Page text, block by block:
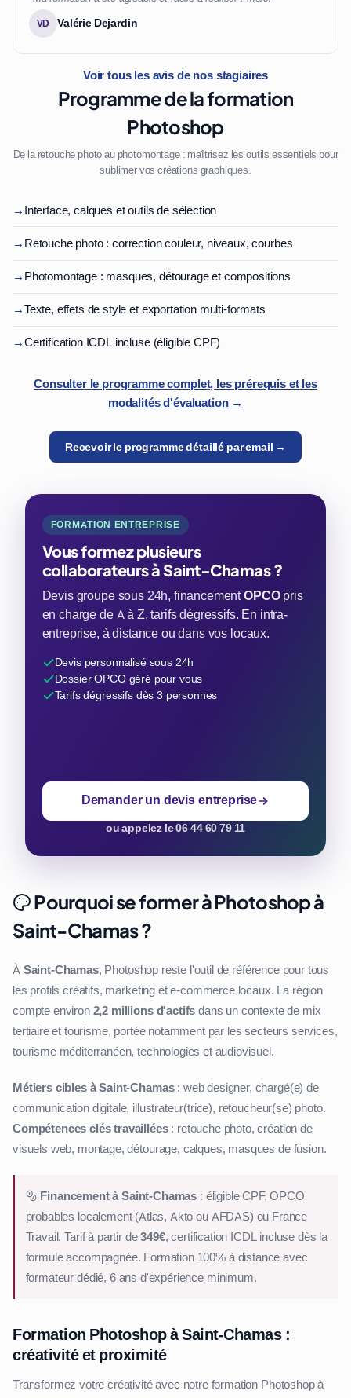
VD Valérie Dejardin
Voir tous les avis de nos stagiaires
Programme de la formation
Photoshop
De la retouche photo au photomontage : maîtrisez les outils essentiels pour
sublimer vos créations graphiques.
→ Interface, calques et outils de sélection
→ Retouche photo : correction couleur, niveaux, courbes
→ Photomontage : masques, détourage et compositions
→Texte, effets de style et exportation multi-formats
→Certification ICDL incluse (éligible CPF)
Consulter le programme complet, les prérequis et les
modalités d'évaluation →
Recevoir le programme détaillé par email →
FORMATION ENTREPRISE
Vous formez plusieurs
collaborateurs à Saint-Chamas ?
Devis groupe sous 24h, financementOPCOpris
en charge de A à Z, tarifs dégressifs. En intra-
entreprise, à distance ou dans vos locaux.
Devis personnalisé sous 24h
Dossier OPCO géré pour vous
Tarifs dégressifs dès 3 personnes
Demander un devis entreprise
ou appelez le 06 44 60 79 11
Pourquoi se former à Photoshop à
Saint-Chamas ?
À Saint-Chamas, Photoshop reste l'outil de référence pour tous
les profils créatifs, marketing et e-commerce locaux. La région
compte environ 2,2 millions d'actifs dans un contexte de mix
tertiaire et tourisme, portée notamment par les secteurs services,
tourisme méditerranéen, technologies et audiovisuel.
Métiers cibles à Saint-Chamas: web designer, chargé(e) de
communication digitale, illustrateur(trice), retoucheur(se) photo.
Compétences clés travaillées: retouche photo, création de
visuels web, montage, détourage, calques, masques de fusion.
Financement à Saint-Chamas : éligible CPF, OPCO
probables localement (Atlas, Akto ou AFDAS) ou France
Travail. Tarif à partir de349€, certification ICDL incluse dès la
formule accompagnée. Formation 100% à distance avec
formateur dédié, 6 ans d'expérience minimum.
Formation Photoshop à Saint-Chamas :
créativité et proximité
Transformez votre créativité avec notre formation Photoshop à